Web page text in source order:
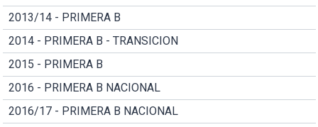
2013/14 - PRIMERA B
2014 - PRIMERA B - TRANSICION
2015 - PRIMERA B
2016 - PRIMERA B NACIONAL
2016/17 - PRIMERA B NACIONAL